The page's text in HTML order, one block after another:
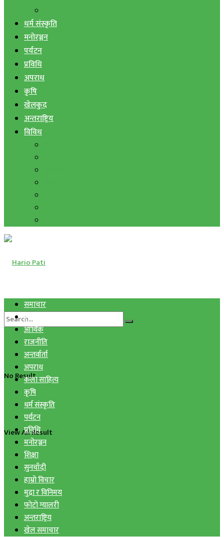
धर्म संस्कृति
मनोरञ्जन
पर्यटन
प्रविधि
अपराध
कृषि
खेलकुद
अन्तराष्ट्रिय
विविध
No Result
View All Result
समाचार
स्वास्थ्य
आर्थिक
राजनीति
अन्तर्वार्ता
अपराध
कला साहित्य
कृषि
धर्म संस्कृति
पर्यटन
प्रविधि
मनोरञ्जन
शिक्षा
सुनचाँदी
हाम्रो विचार
मुद्रा र विनिमय
फोटो ग्यालरी
अन्तराष्ट्रिय
खेल समाचार